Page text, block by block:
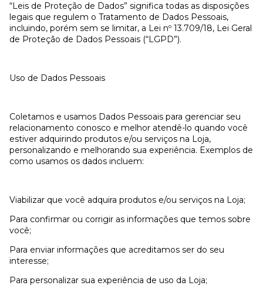
“Leis de Proteção de Dados” significa todas as disposições
legais que regulem o Tratamento de Dados Pessoais,
incluindo, porém sem se limitar, a Lei nº 13.709/18, Lei Geral
de Proteção de Dados Pessoais (“LGPD”).
Uso de Dados Pessoais
Coletamos e usamos Dados Pessoais para gerenciar seu
relacionamento conosco e melhor atendê-lo quando você
estiver adquirindo produtos e/ou serviços na Loja,
personalizando e melhorando sua experiência. Exemplos de
como usamos os dados incluem:
Viabilizar que você adquira produtos e/ou serviços na Loja;
Para confirmar ou corrigir as informações que temos sobre
você;
Para enviar informações que acreditamos ser do seu
interesse;
Para personalizar sua experiência de uso da Loja;